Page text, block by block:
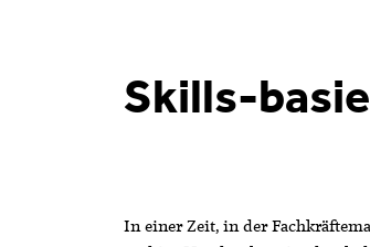
Skills-
In einer Zeit, in der